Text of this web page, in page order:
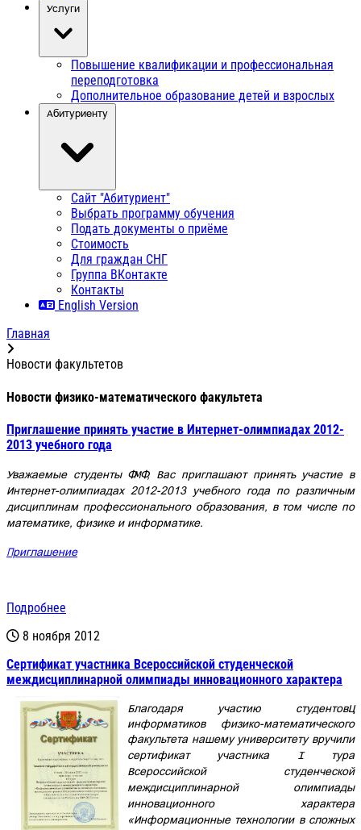
Услуги
Повышение квалификации и профессиональная
переподготовка
Дополнительное образование детей и взрослых
Абитуриенту
Сайт "Абитуриент"
Выбрать программу обучения
Подать документы о приёме
Стоимость
Для граждан СНГ
Группа ВКонтакте
Контакты
English Version
Главная
Новости факультетов
Новости физико-математического факультета
Приглашение принять участие в Интернет-олимпиадах 2012-
2013 учебного года
Уважаемые студенты ФМФ, Вас приглашают принять участие в
Интернет-олимпиадах 2012-2013 учебного года по различным
дисциплинам профессионального образования, в том числе по
математике, физике и информатике.
Приглашение
Подробнее
8 ноября 2012
Cертификат участника Всероссийской студенческой
междисциплинарной олимпиады инновационного характера
Благодаря участию студентов–
информатиков физико-математического
факультета нашему университету вручили
сертификат участника
Iтура
Всероссийской студенческой
междисциплинарной олимпиады
инновационного характера
«Информационные технологии в сложных